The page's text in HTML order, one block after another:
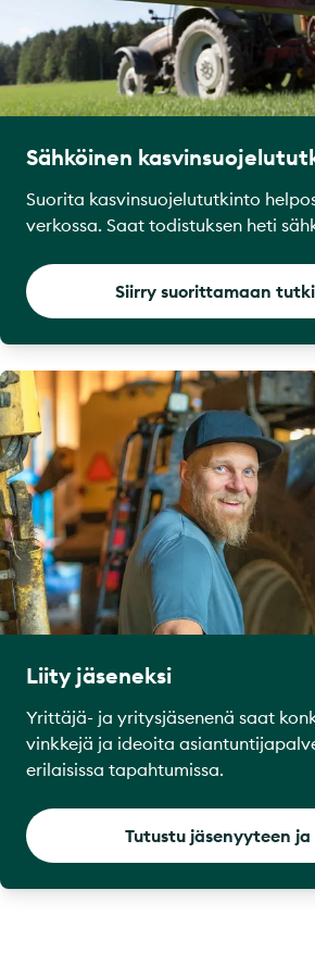
Sähköinen
Suorita kasvinsuojelututkinto
verkossa. Saat todistuksen heti
Siirry suorittamaan
Liity jäseneksi
Yrittäjä- ja yritysjäsenenä saat
vinkkejä ja ideoita
erilaisissa tapahtumissa.
Tutustu jäsenyyteen